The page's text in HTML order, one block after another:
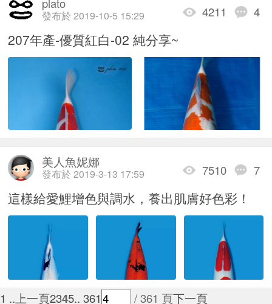
4211 4
plato
發布於 2019-10-5 15:29
207年產-優質紅白-02 純分享~
7510 7
美人魚妮娜
發布於 2019-3-13 17:59
這樣給愛鯉增色與調水，養出肌膚好色彩！
1 ..上一頁2345.. 361 / 361 頁下一頁